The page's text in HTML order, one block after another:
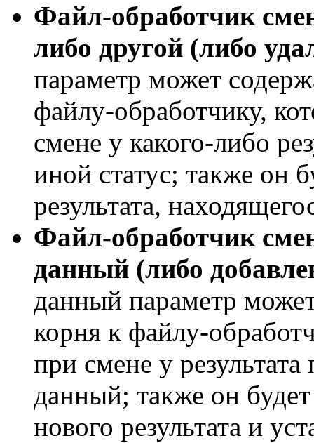
Файл-обработчик
либо другой (либо
параметр может
файлу-обработчику,
смене у какого-либо
иной статус; также он
результата,
Файл-обработчик
данный (либо
данный параметр
корня к файлу-
при смене у результата
данный; также он
нового результата и